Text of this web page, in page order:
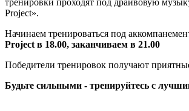
Project».
Начинаем тренироваться под
Project в 18.00, заканчиваем в 21.00
Победители тренировок получают
Будьте сильными - тренируйтесь с